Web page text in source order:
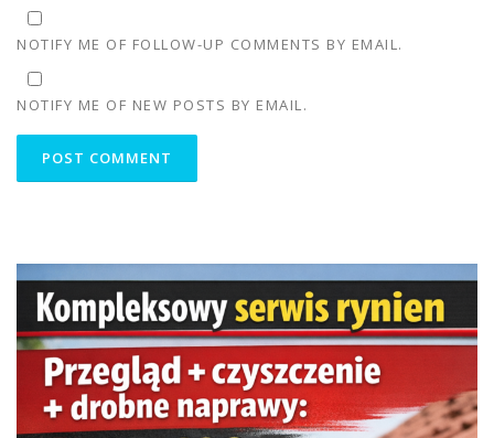
NOTIFY ME OF FOLLOW-UP COMMENTS BY EMAIL.
NOTIFY ME OF NEW POSTS BY EMAIL.